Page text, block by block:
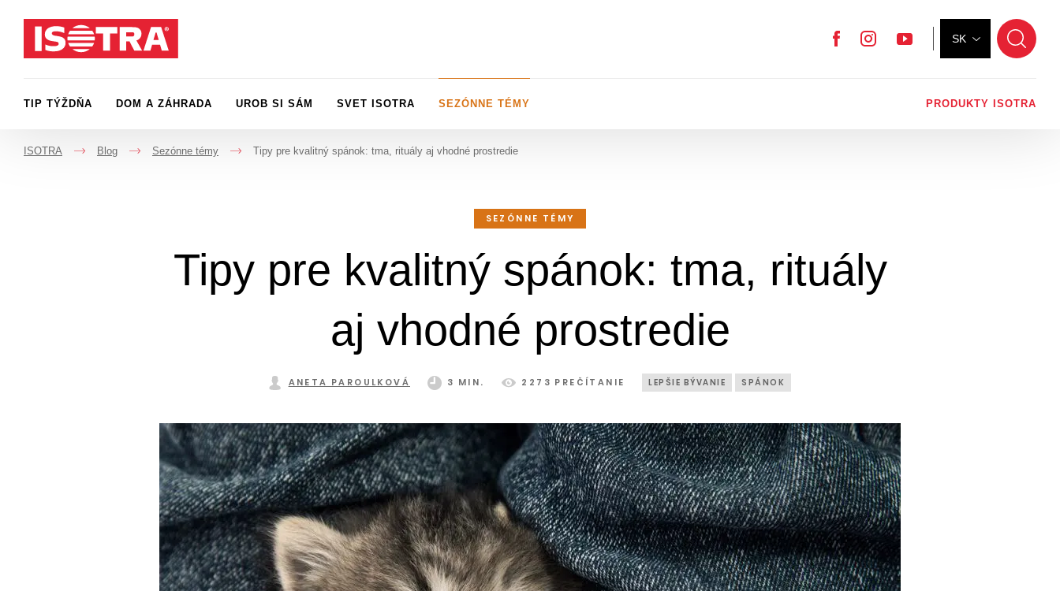
SK
YouTube
Instagram
Facebook
TIP TÝŽDŇA DOM A ZÁHRADA UROB SI SÁM SVET ISOTRA SEZÓNNE TÉMY PRODUKTY ISOTRA
ISOTRA
->
Blog
->
Sezónne témy
->
Tipy pre kvalitný spánok: tma, rituály aj vhodné prostredie
SEZÓNNE TÉMY
Tipy pre kvalitný spánok: tma, rituály
aj vhodné prostredie
ANETA PAROULKOVÁ 3 MIN. 2273 PREČÍTANIE LEPŠIE BÝVANIE SPÁNOK